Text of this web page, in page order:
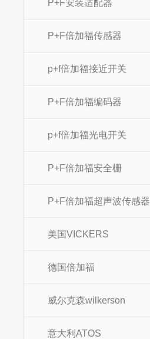
P+F安装适配器
P+F倍加福传感器
p+f倍加福接近开关
P+F倍加福编码器
p+f倍加福光电开关
P+F倍加福安全栅
P+F倍加福超声波传感器
美国VICKERS
德国倍加福
威尔克森wilkerson
意大利ATOS